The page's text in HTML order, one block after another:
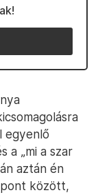
egyenlő
a „mi a szar
aztán én
között,